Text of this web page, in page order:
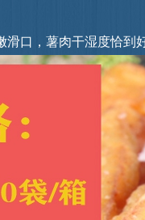
口，薯肉干湿度恰到好